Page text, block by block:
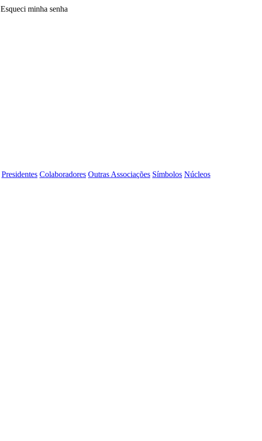
Esqueci minha senha
Presidentes Colaboradores Outras Associações Símbolos Núcleos